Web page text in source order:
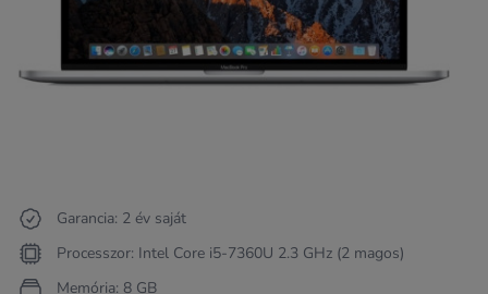
Garancia: 2 év saját
Processzor: Intel Core i5-7360U 2.3 GHz (2 magos)
Memória: 8 GB